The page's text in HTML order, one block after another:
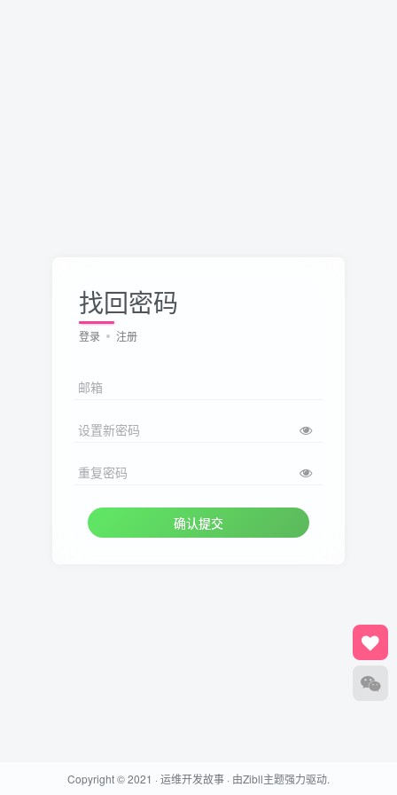
找回密码
登录 注册
邮箱
设置新密码
重复密码
确认提交
Copyright © 2021 · 运维开发故事 · 由Zibll主题强力驱动.